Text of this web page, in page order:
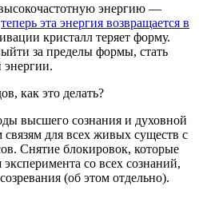
энергию —
теперь эта энергия возвращается в
кристалл теряет форму.
за пределы формы, стать
энергии.
как это делать?
высшего сознания и духовной
для всех живых существ с
Снятие блокировок, которые
со всех сознаний,
(об этом отдельно).